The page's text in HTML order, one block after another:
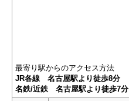
最寄り駅からのアクセス方法
JR各線 名古屋駅より徒歩8分
名鉄/近鉄 名古屋駅より徒歩7分